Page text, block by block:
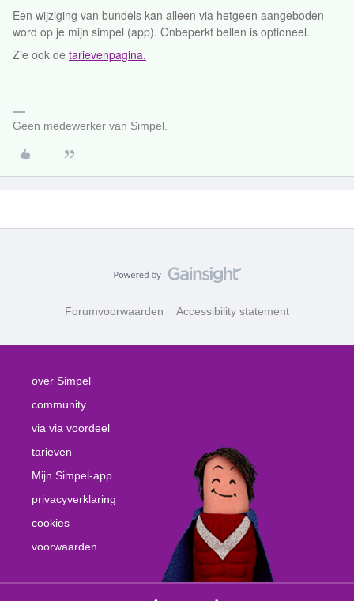
Een wijziging van bundels kan alleen via hetgeen aangeboden
word op je mijn simpel (app). Onbeperkt bellen is optioneel.
Zie ook de tarievenpagina.
Geen medewerker van Simpel.
Forumvoorwaarden Accessibility statement
over Simpel
community
via via voordeel
tarieven
Mijn Simpel-app
privacyverklaring
cookies
voorwaarden